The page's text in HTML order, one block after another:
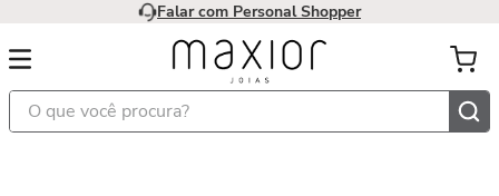
Falar com Personal Shopper
O que você procura?